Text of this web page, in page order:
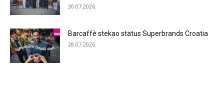
30.07.2026.
Barcaffè stekao status Superbrands Croatia
28.07.2026.